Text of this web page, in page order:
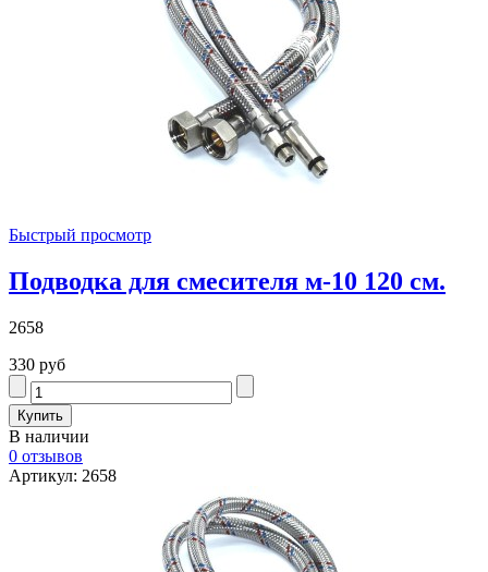
Быстрый просмотр
Подводка для смесителя м-10 120 см.
2658
330 руб
В наличии
0 отзывов
Артикул: 2658